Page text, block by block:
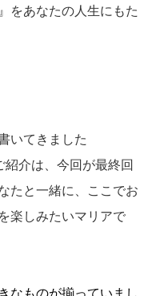
をあなたの人生にもた
いてきました
紹介は、今回が最終回
たと一緒に、ここでお
楽しみたいマリアで